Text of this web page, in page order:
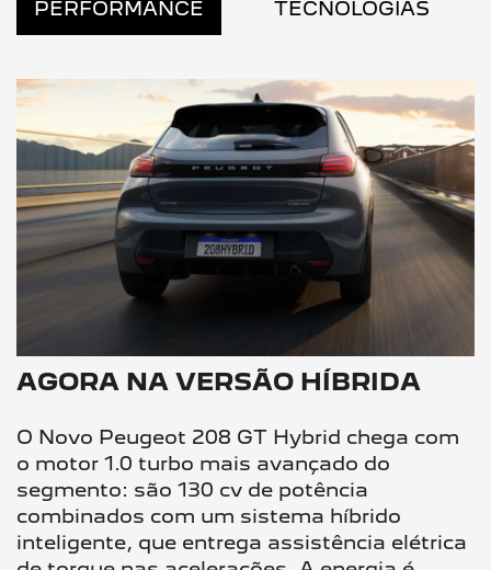
PERFORMANCE TECNOLOGIAS
AGORA NA VERSÃO HÍBRIDA
O Novo Peugeot 208 GT Hybrid chega com
o motor 1.0 turbo mais avançado do
segmento: são 130 cv de potência
combinados com um sistema híbrido
inteligente, que entrega assistência elétrica